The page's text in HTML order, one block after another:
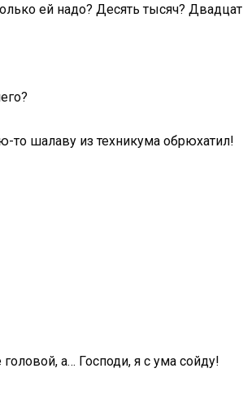
ей надо? Десять тысяч?
то шалаву из техникума обрюхатил!
а… Господи, я с ума сойду!